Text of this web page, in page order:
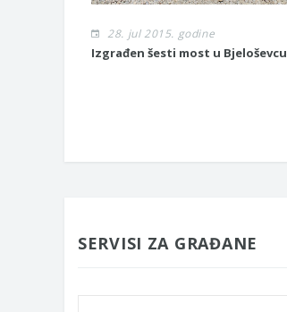
28. jul 2015. godine
Izgrađen šesti most u Bjeloševcu
SERVISI ZA GRAĐANE